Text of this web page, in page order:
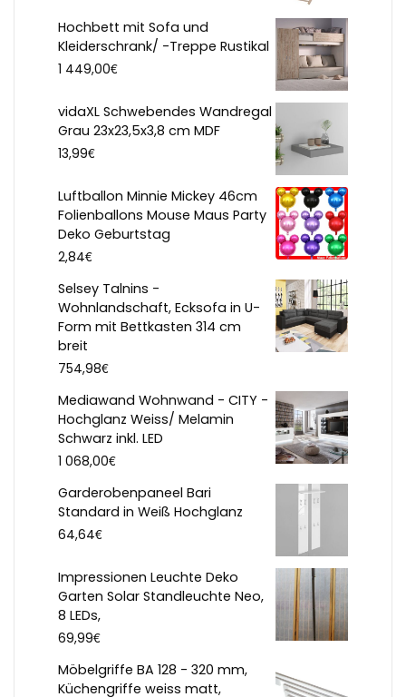
Hochbett mit Sofa und
Kleiderschrank/ -Treppe Rustikal
1 449,00€
vidaXL Schwebendes Wandregal
Grau 23x23,5x3,8 cm MDF
13,99€
Luftballon Minnie Mickey 46cm
Folienballons Mouse Maus Party
Deko Geburtstag
2,84€
Selsey Talnins -
Wohnlandschaft, Ecksofa in U-
Form mit Bettkasten 314 cm
breit
754,98€
Mediawand Wohnwand - CITY -
Hochglanz Weiss/ Melamin
Schwarz inkl. LED
1 068,00€
Garderobenpaneel Bari
Standard in Weiß Hochglanz
64,64€
Impressionen Leuchte Deko
Garten Solar Standleuchte Neo,
8 LEDs,
69,99€
Möbelgriffe BA 128 - 320 mm,
Küchengriffe weiss matt,